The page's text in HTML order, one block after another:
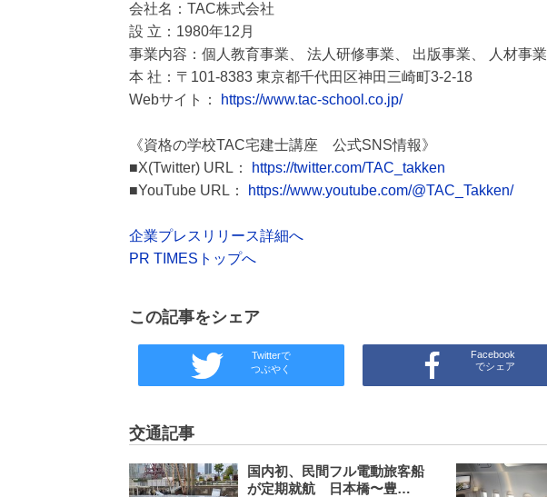
会社名：TAC株式会社
設 立：1980年12月
事業内容：個人教育事業、 法人研修事業、 出版事業、 人材事業
本 社：〒101-8383 東京都千代田区神田三崎町3-2-18
Webサイト：
https://www.tac-school.co.jp/
《資格の学校TAC宅建士講座 公式SNS情報》
■X(Twitter) URL：
https://twitter.com/TAC_takken
■YouTube URL：
https://www.youtube.com/@TAC_Takken/
企業プレスリリース詳細へ
PR TIMESトップへ
この記事をシェア
Twitterで
つぶやく
Facebook
でシェア
交通記事
国内初、民間フル電動旅客船
が定期就航 日本橋〜豊…